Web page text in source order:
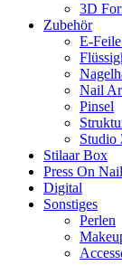
3D
Zubehör
E-
Nail
Pinsel
Studio
Stilaar Box
Press On
Digital
Sonstiges
Perlen